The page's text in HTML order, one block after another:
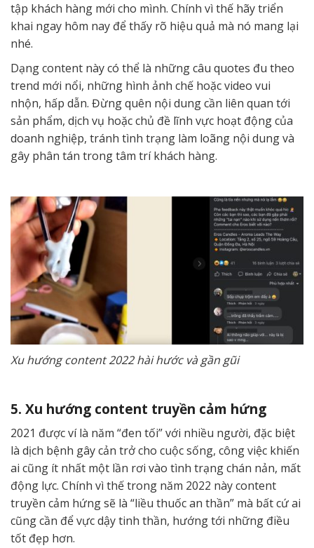
tập khách hàng mới cho mình. Chính vì thế hãy triển
khai ngay hôm nay để thấy rõ hiệu quả mà nó mang lại
nhé.
Dạng content này có thể là những câu quotes đu theo
trend mới nổi, những hình ảnh chế hoặc video vui
nhộn, hấp dẫn. Đừng quên nội dung cần liên quan tới
sản phẩm, dịch vụ hoặc chủ đề lĩnh vực hoạt động của
doanh nghiệp, tránh tình trạng làm loãng nội dung và
gây phân tán trong tâm trí khách hàng.
Xu hướng content 2022 hài hước và gần gũi
5. Xu hướng content truyền cảm hứng
2021 được ví là năm “đen tối” với nhiều người, đặc biệt
là dịch bệnh gây cản trở cho cuộc sống, công việc khiến
ai cũng ít nhất một lần rơi vào tình trạng chán nản, mất
động lực. Chính vì thế trong năm 2022 này content
truyền cảm hứng sẽ là “liều thuốc an thần” mà bất cứ ai
cũng cần để vực dậy tinh thần, hướng tới những điều
tốt đẹp hơn.